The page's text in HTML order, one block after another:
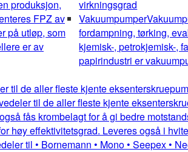
produksjon,
FPZ av
på utløp, som
er av
virkningsgrad
Vakuumpumper
fordampning, tørking,
kjemisk-, petrokjemisk-,
papirindustri er
til de aller fleste kjente
til de aller fleste kjente
fås krombelagt for å gi bedre
høy effektivitetsgrad. Leveres også i
til • Bornemann • Mono • Seepex •